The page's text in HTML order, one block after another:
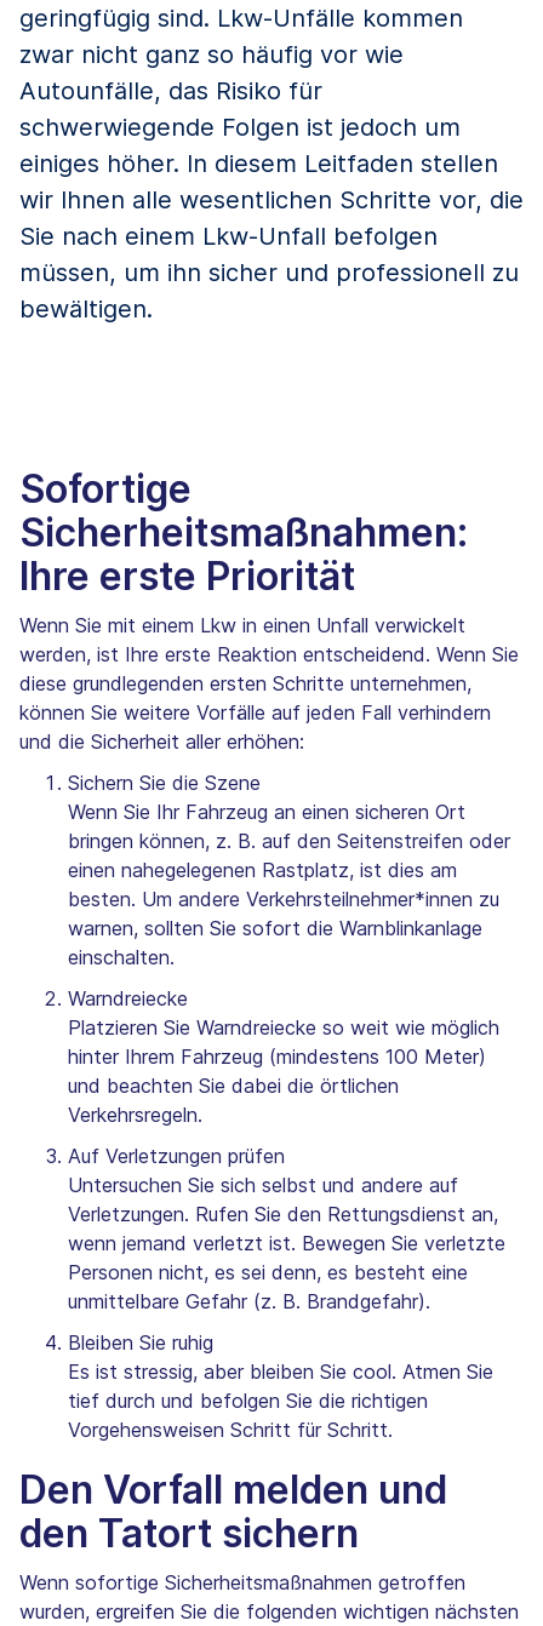
geringfügig sind. Lkw-Unfälle kommen
zwar nicht ganz so häufig vor wie
Autounfälle, das Risiko für
schwerwiegende Folgen ist jedoch um
einiges höher. In diesem Leitfaden stellen
wir Ihnen alle wesentlichen Schritte vor, die
Sie nach einem Lkw-Unfall befolgen
müssen, um ihn sicher und professionell zu
bewältigen.
Sofortige
Sicherheitsmaßnahmen:
Ihre erste Priorität
Wenn Sie mit einem Lkw in einen Unfall verwickelt
werden, ist Ihre erste Reaktion entscheidend. Wenn Sie
diese grundlegenden ersten Schritte unternehmen,
können Sie weitere Vorfälle auf jeden Fall verhindern
und die Sicherheit aller erhöhen:
Sichern Sie die Szene
Wenn Sie Ihr Fahrzeug an einen sicheren Ort
bringen können, z. B. auf den Seitenstreifen oder
einen nahegelegenen Rastplatz, ist dies am
besten. Um andere Verkehrsteilnehmer*innen zu
warnen, sollten Sie sofort die Warnblinkanlage
einschalten.
Warndreiecke
Platzieren Sie Warndreiecke so weit wie möglich
hinter Ihrem Fahrzeug (mindestens 100 Meter)
und beachten Sie dabei die örtlichen
Verkehrsregeln.
Auf Verletzungen prüfen
Untersuchen Sie sich selbst und andere auf
Verletzungen. Rufen Sie den Rettungsdienst an,
wenn jemand verletzt ist. Bewegen Sie verletzte
Personen nicht, es sei denn, es besteht eine
unmittelbare Gefahr (z. B. Brandgefahr).
Bleiben Sie ruhig
Es ist stressig, aber bleiben Sie cool. Atmen Sie
tief durch und befolgen Sie die richtigen
Vorgehensweisen Schritt für Schritt.
Den Vorfall melden und
den Tatort sichern
Wenn sofortige Sicherheitsmaßnahmen getroffen
wurden, ergreifen Sie die folgenden wichtigen nächsten